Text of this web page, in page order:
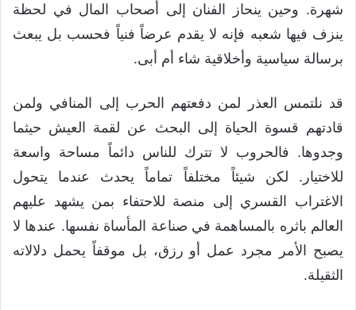
شهرة. وحين ينحاز الفنان إلى أصحاب المال في لحظة
ينزف فيها شعبه فإنه لا يقدم عرضاً فنياً فحسب بل يبعث
برسالة سياسية وأخلاقية شاء أم أبى.
قد نلتمس العذر لمن دفعتهم الحرب إلى المنافي ولمن
قادتهم قسوة الحياة إلى البحث عن لقمة العيش حيثما
وجدوها. فالحروب لا تترك للناس دائماً مساحة واسعة
للاختيار. لكن شيئاً مختلفاً تماماً يحدث عندما يتحول
الاغتراب القسري إلى منصة للاحتفاء بمن يشهد عليهم
العالم باثره بالمساهمة في صناعة المأساة نفسها. عندها لا
يصبح الأمر مجرد عمل أو رزق، بل موقفاً يحمل دلالاته
الثقيلة.